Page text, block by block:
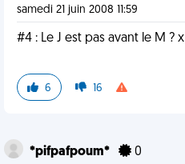
samedi 21 juin 2008 11:59
#4 : Le J est pas avant le M ? x)
6 16
*pifpafpoum* 0